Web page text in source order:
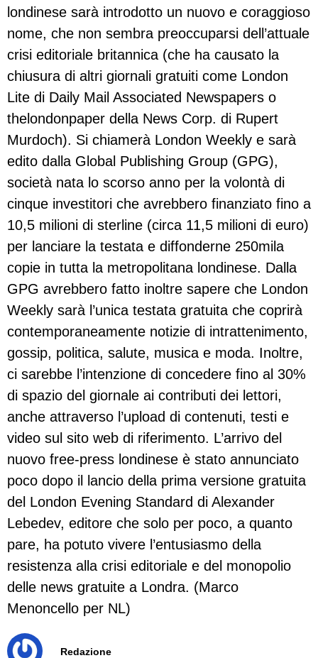
londinese sarà introdotto un nuovo e coraggioso
nome, che non sembra preoccuparsi dell’attuale
crisi editoriale britannica (che ha causato la
chiusura di altri giornali gratuiti come London
Lite di Daily Mail Associated Newspapers o
thelondonpaper della News Corp. di Rupert
Murdoch). Si chiamerà London Weekly e sarà
edito dalla Global Publishing Group (GPG),
società nata lo scorso anno per la volontà di
cinque investitori che avrebbero finanziato fino a
10,5 milioni di sterline (circa 11,5 milioni di euro)
per lanciare la testata e diffonderne 250mila
copie in tutta la metropolitana londinese. Dalla
GPG avrebbero fatto inoltre sapere che London
Weekly sarà l’unica testata gratuita che coprirà
contemporaneamente notizie di intrattenimento,
gossip, politica, salute, musica e moda. Inoltre,
ci sarebbe l’intenzione di concedere fino al 30%
di spazio del giornale ai contributi dei lettori,
anche attraverso l’upload di contenuti, testi e
video sul sito web di riferimento. L’arrivo del
nuovo free-press londinese è stato annunciato
poco dopo il lancio della prima versione gratuita
del London Evening Standard di Alexander
Lebedev, editore che solo per poco, a quanto
pare, ha potuto vivere l’entusiasmo della
resistenza alla crisi editoriale e del monopolio
delle news gratuite a Londra. (Marco
Menoncello per NL)
Redazione